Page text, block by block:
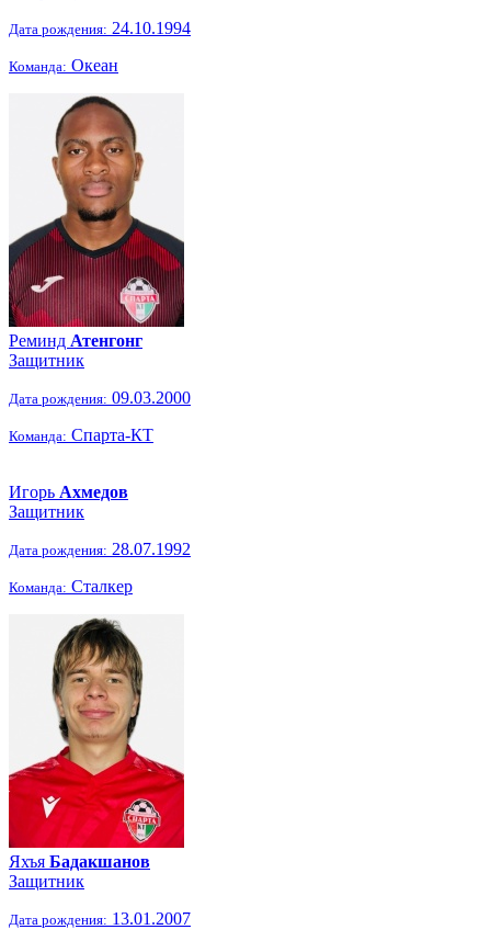
Дата рождения: 24.10.1994
Команда: Океан
Реминд Атенгонг
Защитник
Дата рождения: 09.03.2000
Команда: Спарта-КТ
Игорь Ахмедов
Защитник
Дата рождения: 28.07.1992
Команда: Сталкер
Яхъя Бадакшанов
Защитник
Дата рождения: 13.01.2007